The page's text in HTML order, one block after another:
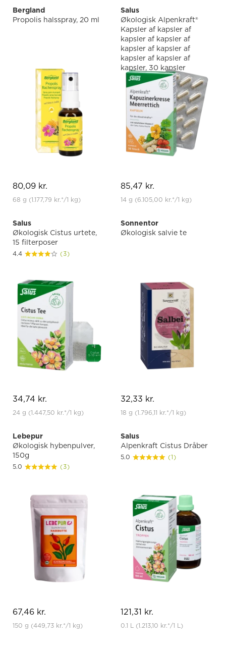
Bergland
Propolis halsspray, 20 ml
80,09 kr.
68 g (1.177,79 kr.*/1 kg)
Salus
Økologisk Alpenkraft®
Kapsler af kapsler af
kapsler af kapsler af
kapsler af kapsler af
kapsler af kapsler af
kapsler, 30 kapsler
85,47 kr.
14 g (6.105,00 kr.*/1 kg)
Salus
Økologisk Cistus urtete,
15 filterposer
4.4 (3)
34,74 kr.
24 g (1.447,50 kr.*/1 kg)
Sonnentor
Økologisk salvie te
32,33 kr.
18 g (1.796,11 kr.*/1 kg)
Lebepur
Økologisk hybenpulver,
150g
5.0 (3)
67,46 kr.
150 g (449,73 kr.*/1 kg)
Salus
Alpenkraft Cistus Dråber
5.0 (1)
121,31 kr.
0.1 L (1.213,10 kr.*/1 L)